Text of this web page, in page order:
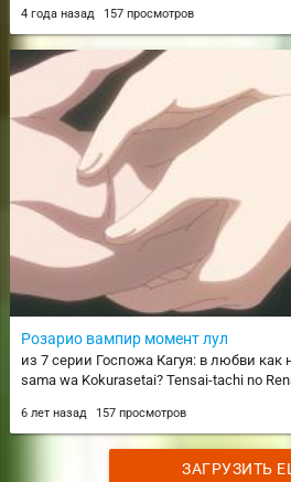
4 года назад 157 просмотров
Розарио вампир момент лул
из 7 серии Госпожа Кагуя: в любви как
sama wa Kokurasetai? Tensai-tachi no
6 лет назад 157 просмотров
ЗАГРУЗИТЬ